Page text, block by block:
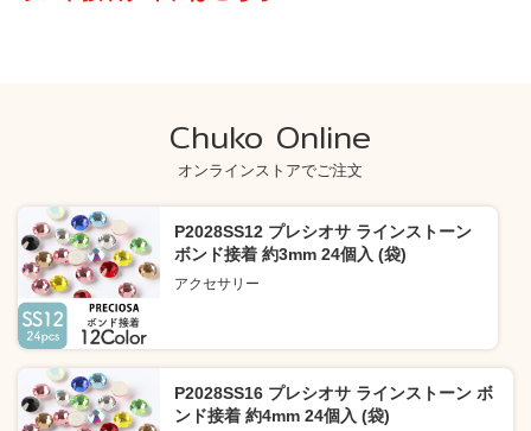
Chuko Online
オンラインストアでご注文
P2028SS12 プレシオサ ラインストーン
ボンド接着 約3mm 24個入 (袋)
アクセサリー
P2028SS16 プレシオサ ラインストーン ボ
ンド接着 約4mm 24個入 (袋)